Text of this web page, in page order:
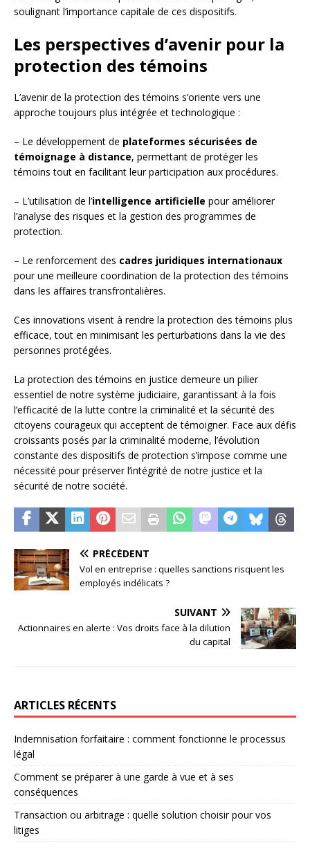
soulignant l’importance capitale de ces dispositifs.
Les perspectives d’avenir pour la
protection des témoins
L’avenir de la protection des témoins s’oriente vers une
approche toujours plus intégrée et technologique :
– Le développement de plateformes sécurisées de
témoignage à distance, permettant de protéger les
témoins tout en facilitant leur participation aux procédures.
– L’utilisation de l’intelligence artificielle pour améliorer
l’analyse des risques et la gestion des programmes de
protection.
– Le renforcement des cadres juridiques internationaux
pour une meilleure coordination de la protection des témoins
dans les affaires transfrontalières.
Ces innovations visent à rendre la protection des témoins plus
efficace, tout en minimisant les perturbations dans la vie des
personnes protégées.
La protection des témoins en justice demeure un pilier
essentiel de notre système judiciaire, garantissant à la fois
l’efficacité de la lutte contre la criminalité et la sécurité des
citoyens courageux qui acceptent de témoigner. Face aux défis
croissants posés par la criminalité moderne, l’évolution
constante des dispositifs de protection s’impose comme une
nécessité pour préserver l’intégrité de notre justice et la
sécurité de notre société.
PRÉCÉDENT
Vol en entreprise : quelles sanctions risquent les
employés indélicats ?
SUIVANT
Actionnaires en alerte : Vos droits face à la dilution
du capital
ARTICLES RÉCENTS
Indemnisation forfaitaire : comment fonctionne le processus
légal
Comment se préparer à une garde à vue et à ses
conséquences
Transaction ou arbitrage : quelle solution choisir pour vos
litiges